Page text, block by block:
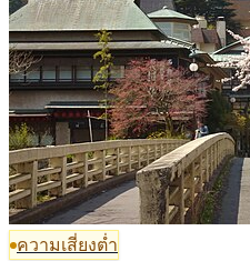
ความเสี่ยงต่ำ